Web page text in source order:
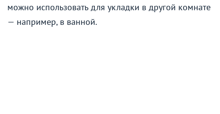
можно использовать для укладки в другой комнате
— например, в ванной.